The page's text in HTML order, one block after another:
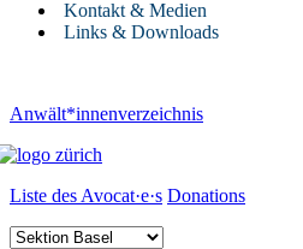
Kontakt & Medien
Links & Downloads
Anwält*innenverzeichnis
Liste des Avocat·e·s Donations